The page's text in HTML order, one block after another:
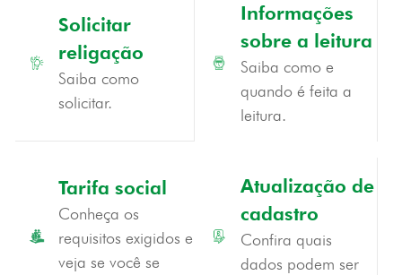
Solicitar
religação
Saiba como
solicitar.
Informações
sobre a leitura
Saiba como e
quando é feita a
leitura.
Tarifa social
Conheça os
requisitos exigidos e
veja se você se
Atualização de
cadastro
Confira quais
dados podem ser